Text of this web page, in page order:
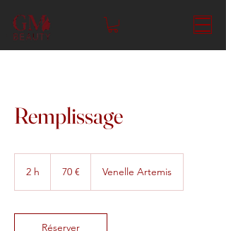
Remplissage
2 h 70 € Venelle Artemis
Réserver